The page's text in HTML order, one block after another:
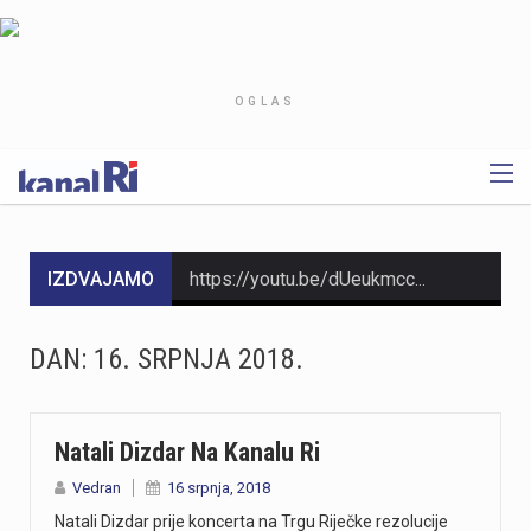
OGLAS
IZDVAJAMO
DAN: 16. SRPNJA 2018.
Natali Dizdar Na Kanalu Ri
Vedran 16 srpnja, 2018
Natali Dizdar prije koncerta na Trgu Riječke rezolucije